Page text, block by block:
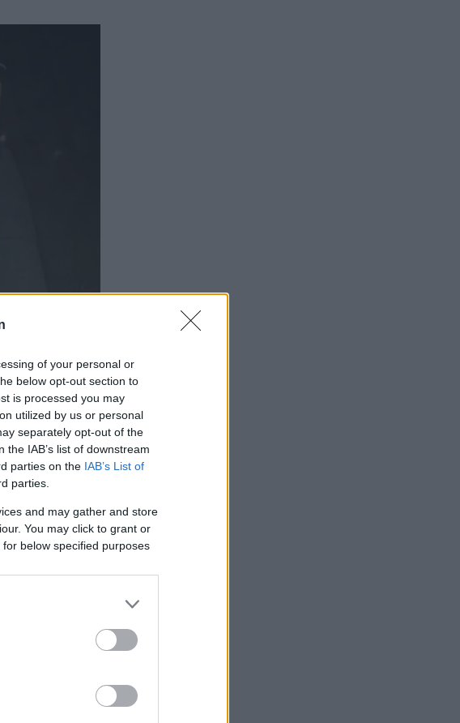
of your personal or
below opt-out section to
is processed you may
utilized by us or personal
separately opt-out of the
IAB’s list of downstream
parties on the IAB’s List of
parties.
and may gather and store
You may click to grant or
below specified purposes